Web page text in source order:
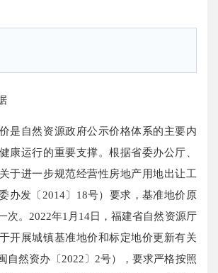
自然资源政府公示价格体系的主要内
康运行的重要支撑。根据省委办公厅、
于进一步规范经营性房地产用地出让工
办发〔2014〕18号）要求，基准地价原
次。2022年1月14日，福建省自然资源厅
开展城镇基准地价和标定地价更新有关
自然资办〔2022〕2号），要求严格按照